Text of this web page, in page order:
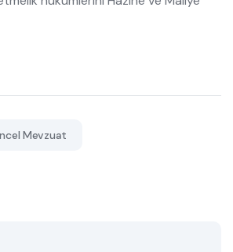
Mevzuat